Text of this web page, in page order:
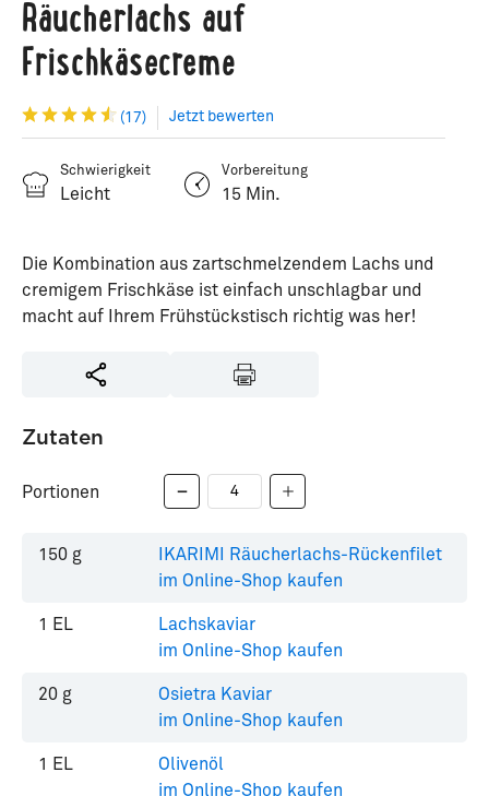
Räucherlachs auf
Frischkäsecreme
(17) Jetzt bewerten
Schwierigkeit
Leicht
Vorbereitung
15 Min.
Die Kombination aus zartschmelzendem Lachs und
cremigem Frischkäse ist einfach unschlagbar und
macht auf Ihrem Frühstückstisch richtig was her!
Zutaten
Portionen
150 g
IKARIMI Räucherlachs-Rückenfilet
im Online-Shop kaufen
1 EL
Lachskaviar
im Online-Shop kaufen
20 g
Osietra Kaviar
im Online-Shop kaufen
1 EL
Olivenöl
im Online-Shop kaufen